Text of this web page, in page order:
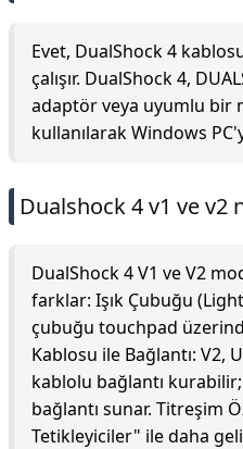
Evet, DualShock 4
çalışır. DualShock 4,
adaptör veya uyumlu bir
kullanılarak Windows
Dualshock 4 v1 ve v2
DualShock 4 V1 ve V2
farklar: Işık Çubuğu
çubuğu touchpad
Kablosu ile Bağlantı: V2,
kablolu bağlantı
bağlantı sunar. Titreşim
Tetikleyiciler" ile daha